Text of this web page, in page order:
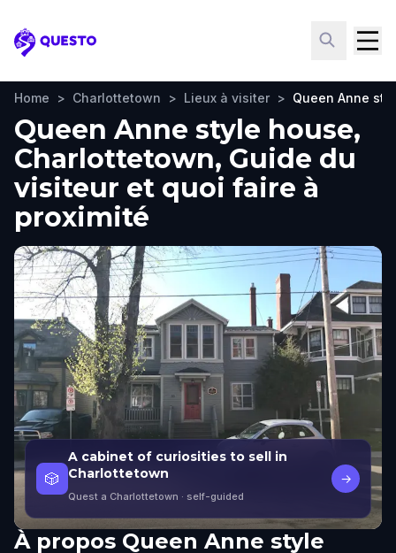
Questo
Home > Charlottetown > Lieux à visiter > Queen Anne
Queen Anne style house,
Charlottetown, Guide du
visiteur et quoi faire à
proximité
🎲
A cabinet of curiosities to sell in
Charlottetown
Quest a Charlottetown · self-guided
→
À propos Queen Anne style